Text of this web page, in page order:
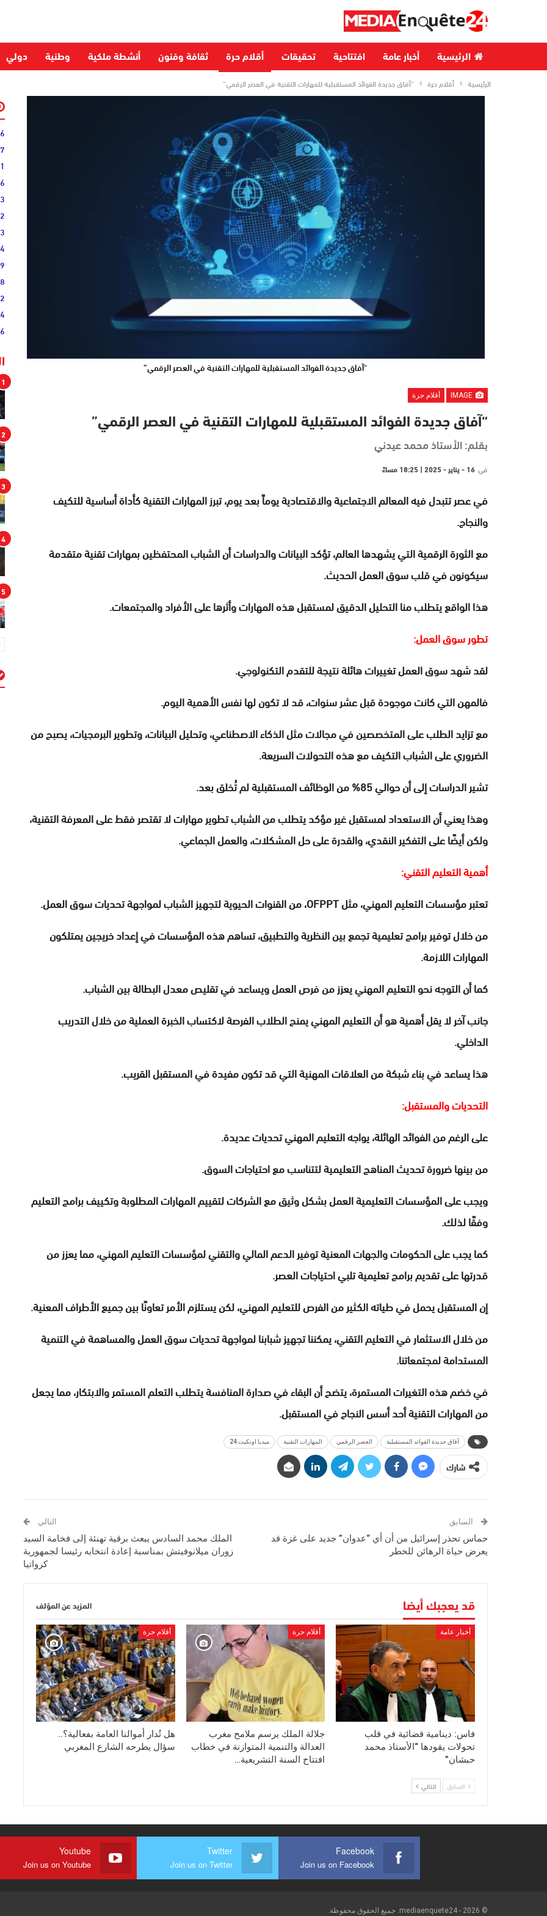
الرئيسية أخبار عامة افتتاحية تحقيقات أقلام حرة ثقافة وفنون أنشطة ملكية وطنية دولي
الرئيسية أقلام حرة “آفاق جديدة الفوائد المستقبلية للمهارات التقنية في العصر الرقمي”
“آفاق جديدة الفوائد المستقبلية للمهارات التقنية في العصر الرقمي”
أقلام حرة
“آفاق جديدة الفوائد المستقبلية للمهارات التقنية في العصر الرقمي”
بقلم: الأستاذ محمد عيدني
في 16 - يناير - 2025 | 18:25 مساءً
في عصر تتبدل فيه المعالم الاجتماعية والاقتصادية يوماً بعد يوم، تبرز المهارات التقنية كأداة أساسية للتكيف
والنجاح.
مع الثورة الرقمية التي يشهدها العالم، تؤكد البيانات والدراسات أن الشباب المحتفظين بمهارات تقنية متقدمة
سيكونون في قلب سوق العمل الحديث.
هذا الواقع يتطلب منا التحليل الدقيق لمستقبل هذه المهارات وأثرها على الأفراد والمجتمعات.
تطور سوق العمل:
لقد شهد سوق العمل تغييرات هائلة نتيجة للتقدم التكنولوجي.
فالمهن التي كانت موجودة قبل عشر سنوات، قد لا تكون لها نفس الأهمية اليوم.
مع تزايد الطلب على المتخصصين في مجالات مثل الذكاء الاصطناعي، وتحليل البيانات، وتطوير البرمجيات، يصبح من
الضروري على الشباب التكيف مع هذه التحولات السريعة.
تشير الدراسات إلى أن حوالي 85% من الوظائف المستقبلية لم تُخلق بعد.
وهذا يعني أن الاستعداد لمستقبل غير مؤكد يتطلب من الشباب تطوير مهارات لا تقتصر فقط على المعرفة التقنية،
ولكن أيضًا على التفكير النقدي، والقدرة على حل المشكلات، والعمل الجماعي.
أهمية التعليم التقني:
تعتبر مؤسسات التعليم المهني، مثل OFPPT، من القنوات الحيوية لتجهيز الشباب لمواجهة تحديات سوق العمل.
من خلال توفير برامج تعليمية تجمع بين النظرية والتطبيق، تساهم هذه المؤسسات في إعداد خريجين يمتلكون
المهارات اللازمة.
كما أن التوجه نحو التعليم المهني يعزز من فرص العمل ويساعد في تقليص معدل البطالة بين الشباب.
جانب آخر لا يقل أهمية هو أن التعليم المهني يمنح الطلاب الفرصة لاكتساب الخبرة العملية من خلال التدريب
الداخلي.
هذا يساعد في بناء شبكة من العلاقات المهنية التي قد تكون مفيدة في المستقبل القريب.
التحديات والمستقبل:
على الرغم من الفوائد الهائلة، يواجه التعليم المهني تحديات عديدة.
من بينها ضرورة تحديث المناهج التعليمية لتتناسب مع احتياجات السوق.
ويجب على المؤسسات التعليمية العمل بشكل وثيق مع الشركات لتقييم المهارات المطلوبة وتكييف برامج التعليم
وفقًا لذلك.
كما يجب على الحكومات والجهات المعنية توفير الدعم المالي والتقني لمؤسسات التعليم المهني، مما يعزز من
قدرتها على تقديم برامج تعليمية تلبي احتياجات العصر.
إن المستقبل يحمل في طياته الكثير من الفرص للتعليم المهني، لكن يستلزم الأمر تعاونًا بين جميع الأطراف المعنية.
من خلال الاستثمار في التعليم التقني، يمكننا تجهيز شبابنا لمواجهة تحديات سوق العمل والمساهمة في التنمية
المستدامة لمجتمعاتنا.
في خضم هذه التغيرات المستمرة، يتضح أن البقاء في صدارة المنافسة يتطلب التعلم المستمر والابتكار، مما يجعل
من المهارات التقنية أحد أسس النجاح في المستقبل.
آفاق جديدة الفوائد المستقبلية العصر الرقمي المهارات التقنية ميديا اونكيت 24
شارك
السابق
حماس تحذر إسرائيل من أن أي “عدوان” جديد على غزة قد
يعرض حياة الرهائن للخطر
التالي
الملك محمد السادس يبعث برقية تهنئة إلى فخامة السيد
زوران ميلانوفيتش بمناسبة إعادة انتخابه رئيسا لجمهورية
كرواتيا
قد يعجبك أيضا المزيد عن المؤلف
أخبار عامة
فاس: دينامية قضائية في قلب
تحولات يقودها “الأستاذ محمد
حبشان”
أقلام حرة
جلالة الملك يرسم ملامح مغرب
العدالة والتنمية المتوازنة في خطاب
افتتاح السنة التشريعية…
أقلام حرة
هل تُدار أموالنا العامة بفعالية؟..
سؤال يطرحه الشارع المغربي
السابق التالي
1
2
3
4
5
Facebook
Join us on Facebook
Twitter
Join us on Twitter
Youtube
Join us on Youtube
© 2026 - mediaenquete24. جميع الحقوق محفوظة.